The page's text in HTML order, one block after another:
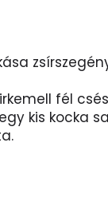
fél
kis kocka